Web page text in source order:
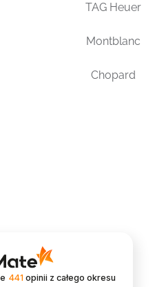
TAG Heuer
Montblanc
Chopard
441opinii z całego okresu